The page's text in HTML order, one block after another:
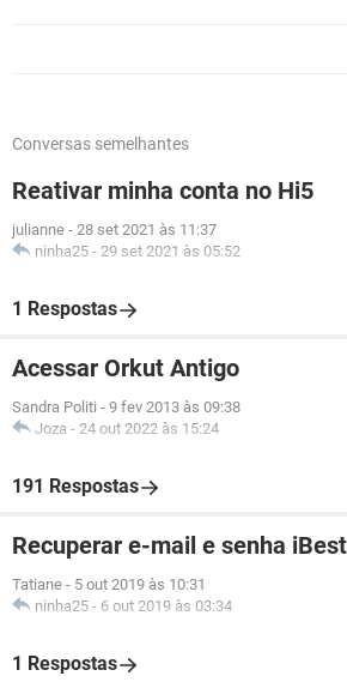
Conversas semelhantes
Reativar minha conta no Hi5
julianne - 28 set 2021 às 11:37
ninha25 - 29 set 2021 às 05:52
1 Respostas
Acessar Orkut Antigo
Sandra Politi - 9 fev 2013 às 09:38
Joza - 24 out 2022 às 15:24
191 Respostas
Recuperar e-mail e senha iBest
Tatiane - 5 out 2019 às 10:31
ninha25 - 6 out 2019 às 03:34
1 Respostas